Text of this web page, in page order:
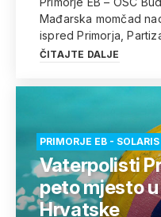
Mađarska momčad
ispred Primorja,
ČITAJTE DALJE
PRIMORJE EB -
Vaterpolisti
peto mjesto
Hrvatske